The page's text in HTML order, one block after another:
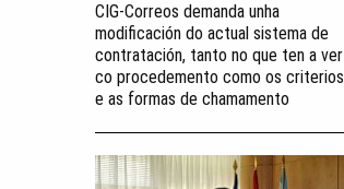
CIG-Correos demanda unha
modificación do actual sistema de
contratación, tanto no que ten a ver
co procedemento como os criterios
e as formas de chamamento